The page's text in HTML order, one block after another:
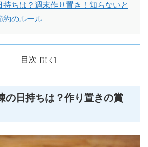
持ちは？週末作り置き！知らないと
約のルール
目次
の日持ちは？作り置きの賞